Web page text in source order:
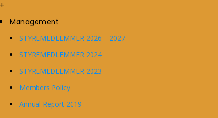
+
Management
STYREMEDLEMMER 2026 – 2027
STYREMEDLEMMER 2024
STYREMEDLEMMER 2023
Members Policy
Annual Report 2019